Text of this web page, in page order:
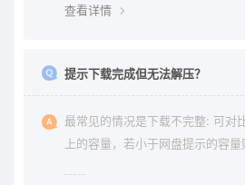
查看详情
提示下载完成但无法解压？
最常见的情况是下载不完整: 可对
上的容量，若小于网盘提示的容